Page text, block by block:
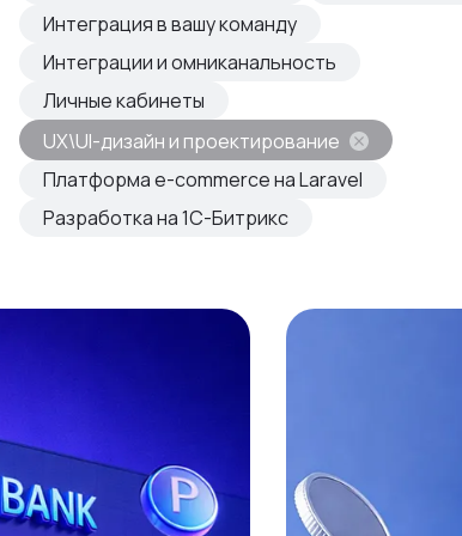
Интеграция в вашу команду
Интеграции и омниканальность
Личные кабинеты
UX\UI-дизайн и проектирование
Платформа e-commerce на Laravel
Разработка на 1С-Битрикс